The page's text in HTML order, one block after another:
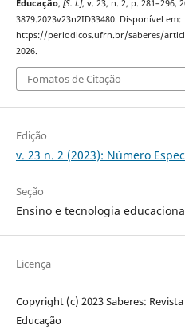
Educação, [S. l.], v. 23, n. 2, p. 281–296,
3879.2023v23n2ID33480. Disponível em:
https://periodicos.ufrn.br/saberes/
2026.
Fomatos de Citação
Edição
v. 23 n. 2 (2023): Número
Seção
Ensino e tecnologia
Licença
Copyright (c) 2023 Saberes:
Educação